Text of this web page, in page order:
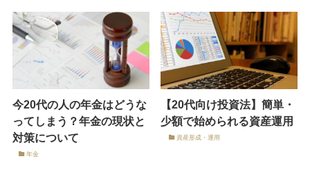
今20代の人の年金はどうな
ってしまう？年金の現状と
対策について
年金
【20代向け投資法】簡単・
少額で始められる資産運用
資産形成・運用